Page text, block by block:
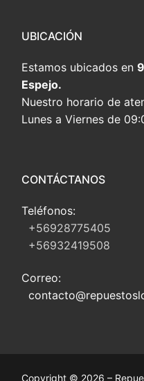
UBICACIÓN
Estamos ubicados en
Espejo.
Nuestro horario de
Lunes a Viernes de
CONTÁCTANOS
Teléfonos:
+56928775405
+56932419508
Correo:
Copyright © 2026 –